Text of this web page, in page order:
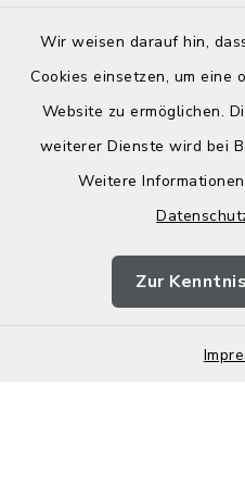
Wir weisen darauf hin,
Cookies einsetzen, um eine
Website zu ermöglichen.
weiterer Dienste wird bei
Weitere
Zur